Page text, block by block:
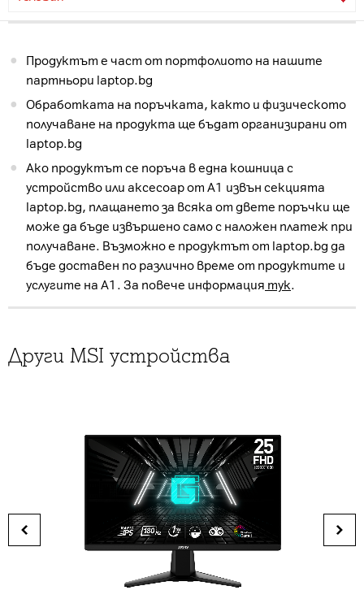
Продуктът е част от портфолиото на нашите
партньори laptop.bg
Обработката на поръчката, както и физическото
получаване на продукта ще бъдат организирани от
laptop.bg
Ако продуктът се поръча в една кошница с
устройство или аксесоар от А1 извън секцията
laptop.bg, плащането за всяка от двете поръчки ще
може да бъде извършено само с наложен платеж при
получаване. Възможно е продуктът от laptop.bg да
бъде доставен по различно време от продуктите и
услугите на А1. За повече информация тук.
Други MSI устройства